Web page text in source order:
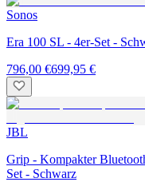
Sonos
Era 100 SL - 4er-Set -
796,00 €699,95 €
JBL
Grip - Kompakter
Set - Schwarz